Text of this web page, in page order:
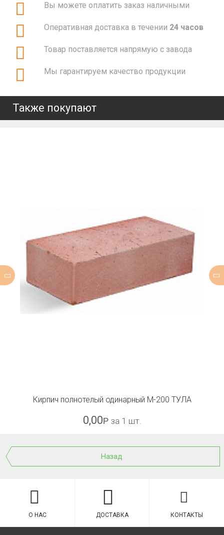
Вы можете оплатить заказ наличными
Оперативная доставка в течении 24 часов
Товар поставляется напрямую с завода
Мы гарантируем качество продукции
Также покупают
Кирпич полнотелый одинарный М-200 ТУЛА
0,00Р за 1 шт.
Назад
О НАС ДОСТАВКА КОНТАКТЫ